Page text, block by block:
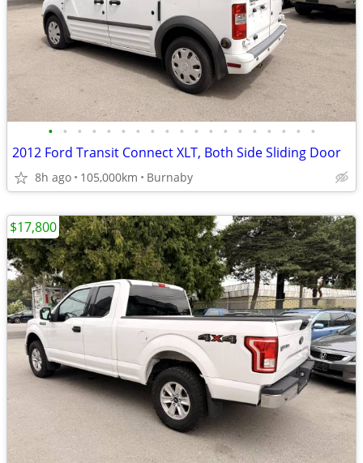
• • • • • • • • • • • • • • • • • • •
2012 Ford Transit Connect XLT, Both Side Sliding Door
8h ago 105,000km Burnaby
$17,800